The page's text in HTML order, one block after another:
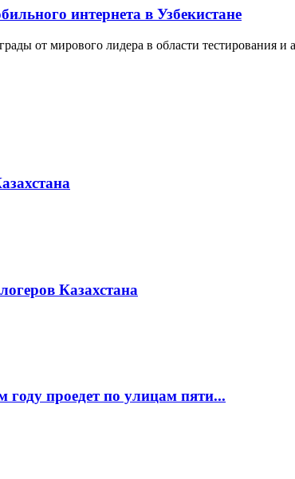
интернета в Узбекистане
от мирового лидера в области тестирования
Казахстана
году проедет по улицам пяти...